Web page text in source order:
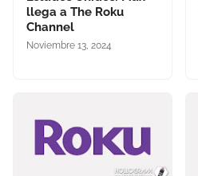
llega a The Roku
Channel
Noviembre 13, 2024